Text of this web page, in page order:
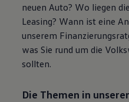
neuen Auto? Wo liegen
Leasing? Wann ist eine
unserem
was Sie rund um die
sollten.
Die Themen in